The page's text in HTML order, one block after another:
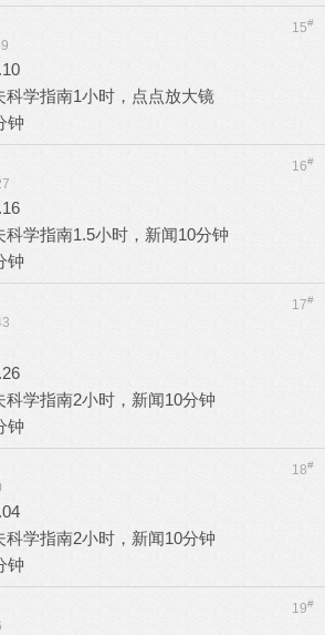
15#
科学指南1小时，点点放大镜
钟
16#
科学指南1.5小时，新闻10分钟
钟
17#
科学指南2小时，新闻10分钟
钟
18#
科学指南2小时，新闻10分钟
钟
19#